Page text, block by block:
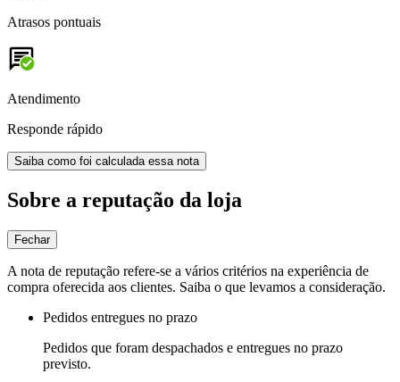
Atrasos pontuais
Atendimento
Responde rápido
Saiba como foi calculada essa nota
Sobre a reputação da loja
Fechar
A nota de reputação refere-se a vários critérios na experiência de
compra oferecida aos clientes. Saiba o que levamos a consideração.
Pedidos entregues no prazo
Pedidos que foram despachados e entregues no prazo
previsto.